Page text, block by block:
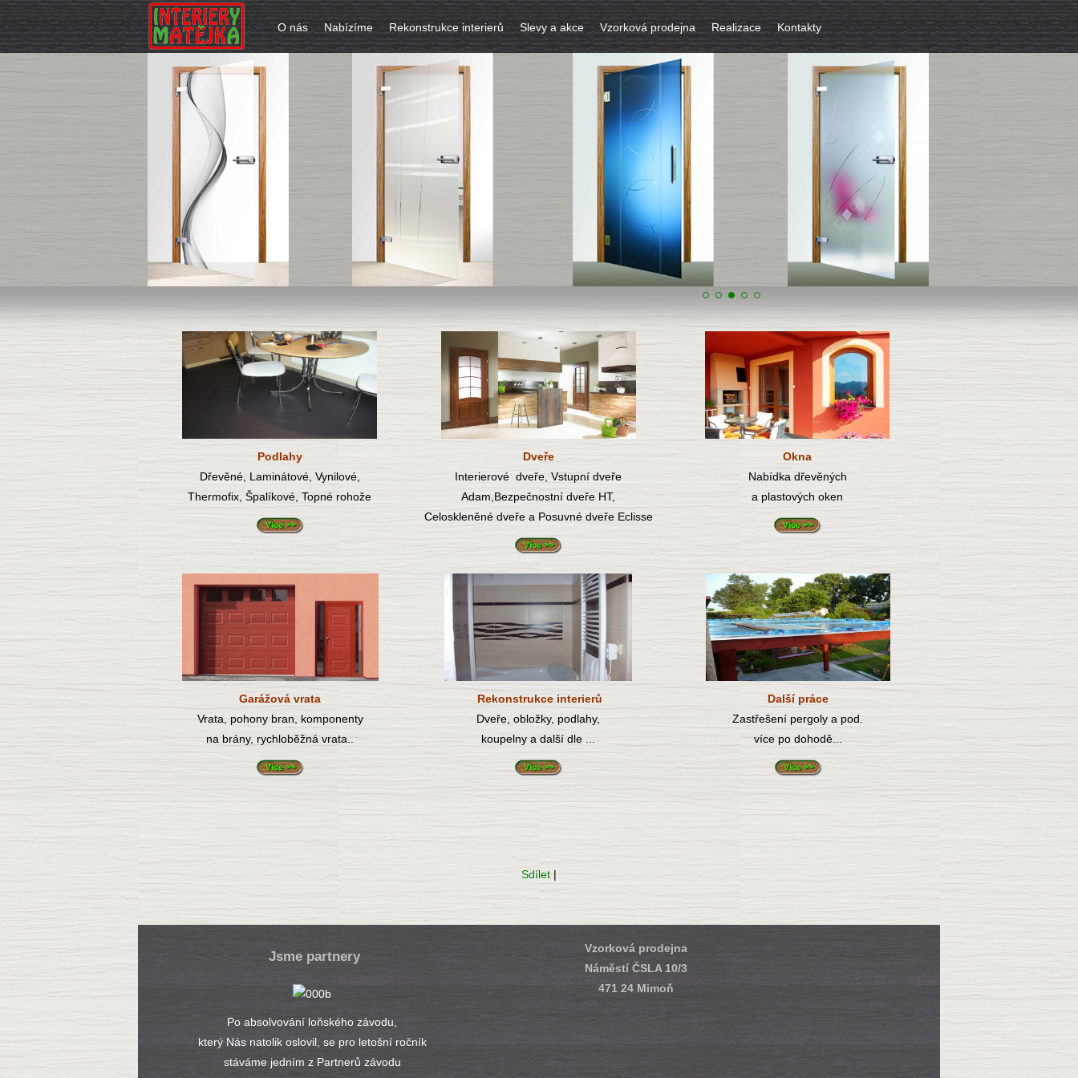
O nás Nabízíme Rekonstrukce interierů Slevy a akce Vzorková prodejna Realizace Kontakty
U Nás začínáme od podlahy
Podlahy
Dřevěné, Laminátové, Vynilové,
Thermofix, Špalíkové, Topné rohože
Dveře
Interierové dveře, Vstupní dveře
Adam,Bezpečnostní dveře HT,
Celoskleněné dveře a Posuvné dveře Eclisse
Okna
Nabídka dřevěných
a plastových oken
Garážová vrata
Vrata, pohony bran, komponenty
na brány, rychloběžná vrata..
Rekonstrukce interierů
Dveře, obložky, podlahy,
koupelny a další dle ...
Další práce
Zastřešení pergoly a pod.
více po dohodě...
Sdílet
Jsme partnery
Po absolvování loňského závodu,
který Nás natolik oslovil, se pro letošní ročník
stáváme jedním z Partnerů závodu
Vzorková prodejna
Náměstí ČSLA 10/3
471 24 Mimoň